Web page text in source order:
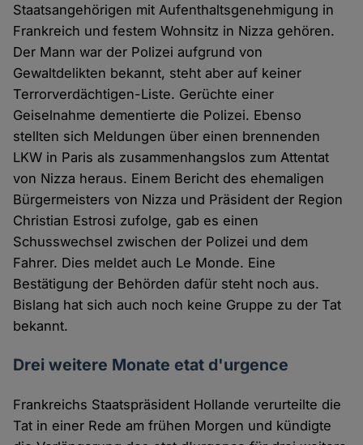
Staatsangehörigen mit Aufenthaltsgenehmigung in
Frankreich und festem Wohnsitz in Nizza gehören.
Der Mann war der Polizei aufgrund von
Gewaltdelikten bekannt, steht aber auf keiner
Terrorverdächtigen-Liste. Gerüchte einer
Geiselnahme dementierte die Polizei. Ebenso
stellten sich Meldungen über einen brennenden
LKW in Paris als zusammenhangslos zum Attentat
von Nizza heraus. Einem Bericht des ehemaligen
Bürgermeisters von Nizza und Präsident der Region
Christian Estrosi zufolge, gab es einen
Schusswechsel zwischen der Polizei und dem
Fahrer. Dies meldet auch Le Monde. Eine
Bestätigung der Behörden dafür steht noch aus.
Bislang hat sich auch noch keine Gruppe zu der Tat
bekannt.
Drei weitere Monate etat d'urgence
Frankreichs Staatspräsident Hollande verurteilte die
Tat in einer Rede am frühen Morgen und kündigte